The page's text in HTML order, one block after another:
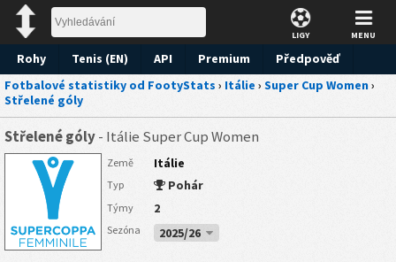
LIGY MENU
Rohy Tenis (EN) API Premium
Předpověď
Fotbalové statistiky od FootyStats › Itálie › Super Cup Women›
Střelené góly
Střelené góly- Itálie Super Cup Women
Země Itálie
Typ Pohár
Týmy 2
Sezóna 2025/26